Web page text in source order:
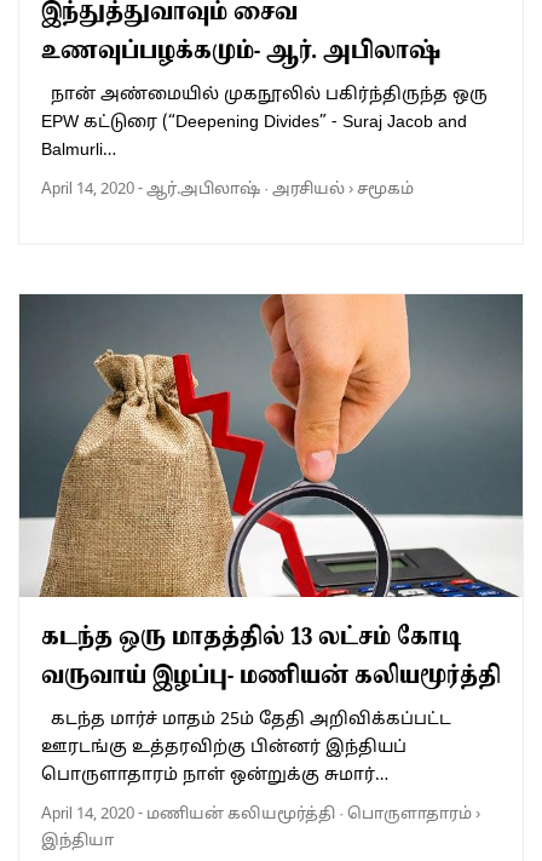
இந்துத்துவாவும் சைவ
உணவுப்பழக்கமும்- ஆர். அபிலாஷ்
நான் அண்மையில் முகநூலில் பகிர்ந்திருந்த ஒரு
EPW கட்டுரை (“Deepening Divides” - Suraj Jacob and
Balmurli…
April 14, 2020-ஆர்.அபிலாஷ் · அரசியல்›சமூகம்
கடந்த ஒரு மாதத்தில் 13 லட்சம் கோடி
வருவாய் இழப்பு- மணியன் கலியமூர்த்தி
கடந்த மார்ச் மாதம் 25ம் தேதி அறிவிக்கப்பட்ட
ஊரடங்கு உத்தரவிற்கு பின்னர் இந்தியப்
பொருளாதாரம் நாள் ஒன்றுக்கு சுமார்…
April 14, 2020- மணியன் கலியமூர்த்தி · பொருளாதாரம்›
இந்தியா